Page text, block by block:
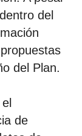
del
del Plan.
de